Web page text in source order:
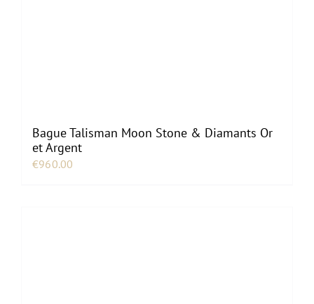
Bague Talisman Moon Stone & Diamants Or
et Argent
€960.00